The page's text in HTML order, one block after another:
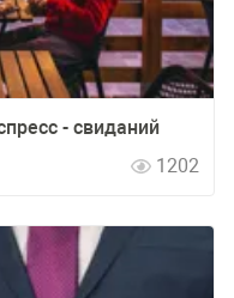
- свиданий
1202